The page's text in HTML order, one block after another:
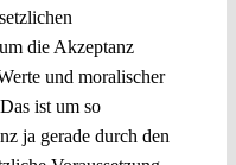
die Akzeptanz
und moralischer
ist um so
ja gerade durch den